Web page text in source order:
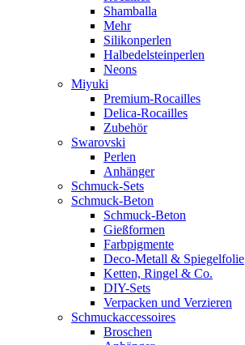
Shamballa
Mehr
Silikonperlen
Halbedelsteinperlen
Neons
Miyuki
Premium-Rocailles
Delica-Rocailles
Zubehör
Swarovski
Perlen
Anhänger
Schmuck-Sets
Schmuck-Beton
Schmuck-Beton
Gießformen
Farbpigmente
Deco-Metall & Spiegelfolie
Ketten, Ringel & Co.
DIY-Sets
Verpacken und Verzieren
Schmuckaccessoires
Broschen